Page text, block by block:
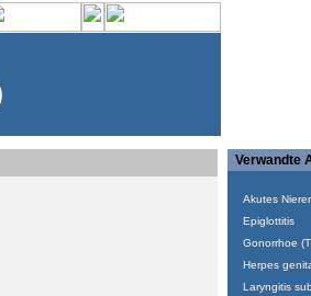
Verwandte
Akutes
Epiglottitis
Gonorrhoe
Herpes
Laryngitis